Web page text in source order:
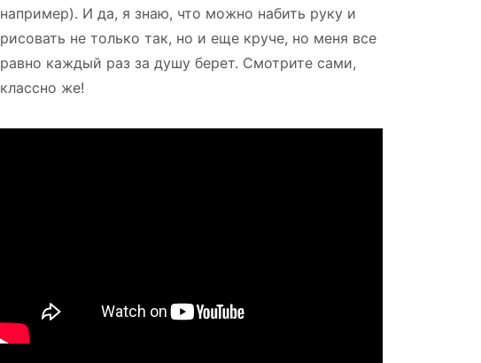
например). И да, я знаю, что можно набить руку и
рисовать не только так, но и еще круче, но меня все
равно каждый раз за душу берет. Смотрите сами,
классно же!